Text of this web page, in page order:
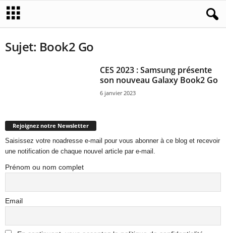
Sujet: Book2 Go
CES 2023 : Samsung présente
son nouveau Galaxy Book2 Go
6 janvier 2023
Rejoignez notre Newsletter
Saisissez votre noadresse e-mail pour vous abonner à ce blog et recevoir
une notification de chaque nouvel article par e-mail.
Prénom ou nom complet
Email